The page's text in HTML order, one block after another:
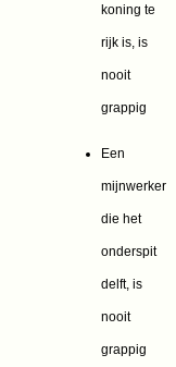
koning te
rijk is, is
nooit
grappig
Een
mijnwerker
die het
onderspit
delft, is
nooit
grappig